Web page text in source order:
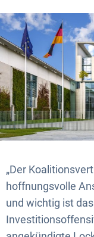
„Der
hoffnungsvolle
und wichtig ist